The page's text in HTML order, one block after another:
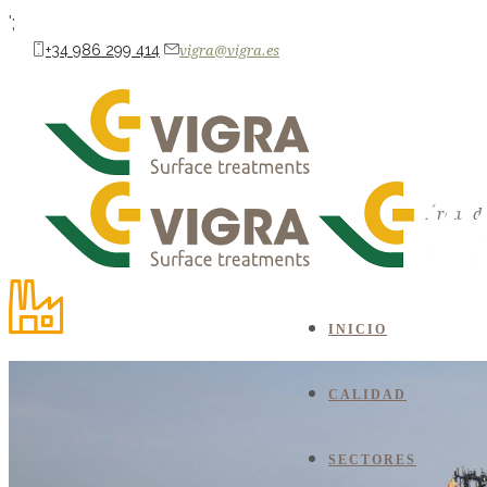
';
+34 986 299 414 vigra@vigra.es
INICIO
CALIDAD
SECTORES
NAÚTICA CONSTRUCCIÓNRESTAURACIÓN & DOMÉSTICO
AUTOMOCIÓN
AGUA
Áreas